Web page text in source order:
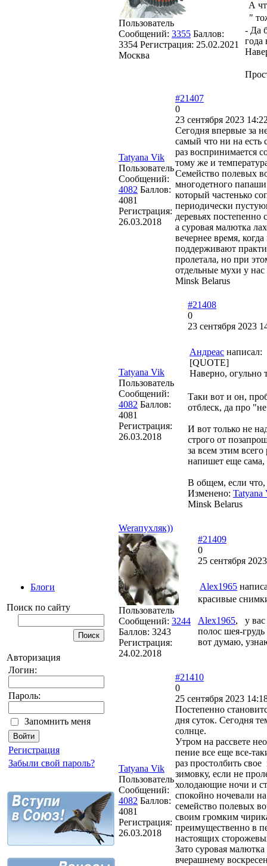
Блоги
Поиск по сайту
Авторизация
Логин:
Пароль:
Запомнить меня
Регистрация
Забыли свой пароль?
Пользователь
Сообщений: 3355 Баллов:
3354 Регистрация: 25.02.2021
Москва
А
"
- Да
года
Tatyana Vik
Пользователь
Сообщений:
4082 Баллов:
4081
Регистрация:
26.03.2018
#21407
0
23 сентября 2023
Сегодня впервые за
самый что ни на есть
раз воспринимается
тому же и
Семейство полевых
многодетного
который частенько
периодически
деревьях постепенно
а суровая малютка
вечернее время,
поддерживают
пролетала, но при
отдельные мухи у нас
Minsk Belarus
Tatyana Vik
Пользователь
Сообщений:
4082 Баллов:
4081
Регистрация:
26.03.2018
#21408
0
23 сентября 2023
Андреас написал:
[QUOTE]
Наверно, огульно
Таки вот и он,
отблеск, да про
И вот только не
строго от
за всем этим
напишет еще сама,
В общем, если
Изменено: Tatyana
Minsk Belarus
Weraпухляк))
Пользователь
Сообщений: 3244
Баллов: 3243
Регистрация:
24.02.2018
#21409
0
25 сентября
Alex1965
красивые
Alex1965, у вас
полос шея-
вот думаю,
Tatyana Vik
Пользователь
Сообщений:
4082 Баллов:
4081
Регистрация:
26.03.2018
#21410
0
25 сентября 2023
Постепенно
дня суток. Сегодня
Утром на рассвете
пение все еще все-
раз простолбить
зимовку, если не
холодающие ночи и
спокойно ночевали
семейство полевых
своим громким
преимущественно в
настоящих
Зато суровая
вчерашнему